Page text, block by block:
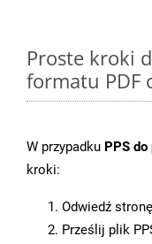
Proste kroki
formatu PDF
W przypadku PPS do
kroki:
Odwiedź
Prześlij plik